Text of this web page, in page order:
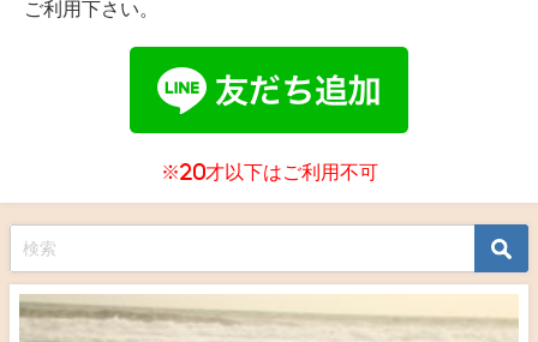
ご利用下さい。
※20才以下はご利用不可